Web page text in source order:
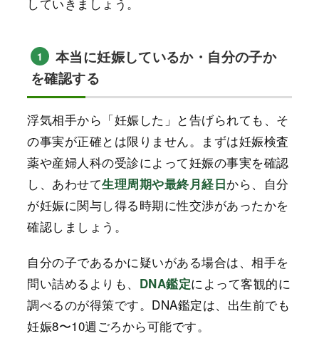
1
本当に妊娠しているか・自分の子か
を確認する
浮気相手から「妊娠した」と告げられても、そ
の事実が正確とは限りません。まずは妊娠検査
薬や産婦人科の受診によって妊娠の事実を確認
し、あわせて生理周期や最終月経日から、自分
が妊娠に関与し得る時期に性交渉があったかを
確認しましょう。
自分の子であるかに疑いがある場合は、相手を
問い詰めるよりも、 DNA鑑定によって客観的に
調べるのが得策です。DNA鑑定は、出生前でも
妊娠8〜10週ごろから可能です。